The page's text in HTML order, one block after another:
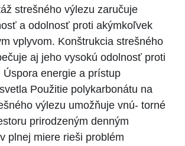
strešného výlezu zaručuje
a odolnosť proti akýmkoľvek
vplyvom. Konštrukcia strešného
aj jeho vysokú odolnosť proti
Úspora energie a prístup
Použitie polykarbonátu na
výlezu umožňuje vnú- torné
prirodzeným denným
plnej miere rieši problém